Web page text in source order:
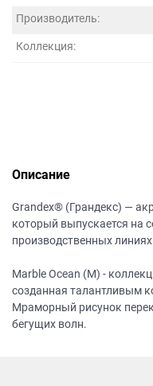
Производитель:
Коллекция:
Описание
Grandex® (Грандекс) —
который выпускается на
производственных
Marble Ocean (M) -
созданная талантливым
Мраморный рисунок
бегущих волн.